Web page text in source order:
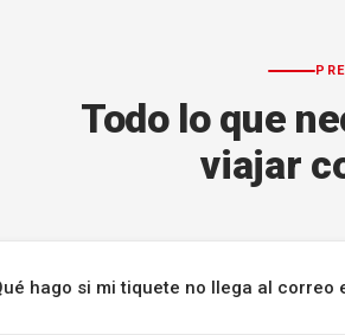
Todo lo que
viajar
hago si mi tiquete no llega al correo